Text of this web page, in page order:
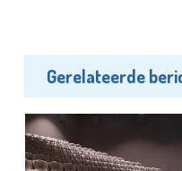
Gerelateerde